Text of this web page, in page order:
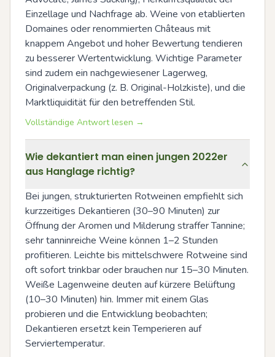
Einzellage und Nachfrage ab. Weine von etablierten
Domaines oder renommierten Châteaus mit
knappem Angebot und hoher Bewertung tendieren
zu besserer Wertentwicklung. Wichtige Parameter
sind zudem ein nachgewiesener Lagerweg,
Originalverpackung (z. B. Original-Holzkiste), und die
Marktliquidität für den betreffenden Stil.
Vollständige Antwort lesen →
Wie dekantiert man einen jungen 2022er
aus Hanglage richtig?
Bei jungen, strukturierten Rotweinen empfiehlt sich
kurzzeitiges Dekantieren (30–90 Minuten) zur
Öffnung der Aromen und Milderung straffer Tannine;
sehr tanninreiche Weine können 1–2 Stunden
profitieren. Leichte bis mittelschwere Rotweine sind
oft sofort trinkbar oder brauchen nur 15–30 Minuten.
Weiße Lagenweine deuten auf kürzere Belüftung
(10–30 Minuten) hin. Immer mit einem Glas
probieren und die Entwicklung beobachten;
Dekantieren ersetzt kein Temperieren auf
Serviertemperatur.